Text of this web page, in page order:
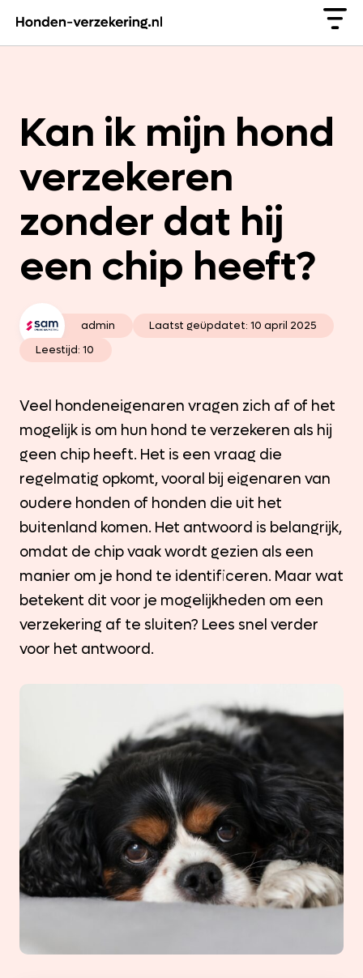
Kan ik mijn hond
verzekeren
zonder dat hij
een chip heeft?
admin Laatst geüpdatet: 10 april 2025
Leestijd: 10
Veel hondeneigenaren vragen zich af of het
mogelijk is om hun hond te verzekeren als hij
geen chip heeft. Het is een vraag die
regelmatig opkomt, vooral bij eigenaren van
oudere honden of honden die uit het
buitenland komen. Het antwoord is belangrijk,
omdat de chip vaak wordt gezien als een
manier om je hond te identificeren. Maar wat
betekent dit voor je mogelijkheden om een
verzekering af te sluiten? Lees snel verder
voor het antwoord.